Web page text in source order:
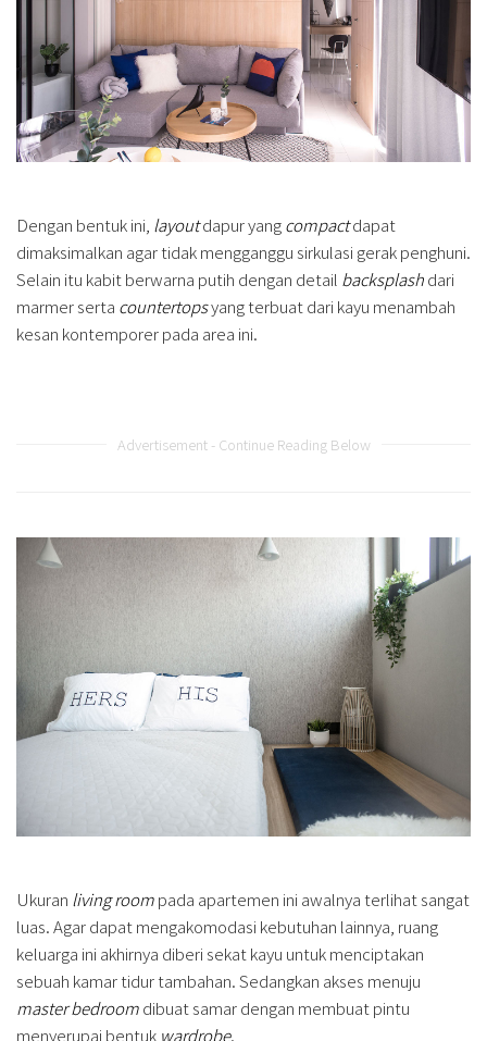
Dengan bentuk ini, layoutdapur yangcompactdapat
dimaksimalkan agar tidak mengganggu sirkulasi gerak penghuni.
Selain itu kabit berwarna putih dengan detail backsplashdari
marmer serta countertopsyang terbuat dari kayu menambah
kesan kontemporer pada area ini.
Advertisement - Continue Reading Below
Ukuran living roompada apartemen ini awalnya terlihat sangat
luas. Agar dapat mengakomodasi kebutuhan lainnya, ruang
keluarga ini akhirnya diberi sekat kayu untuk menciptakan
sebuah kamar tidur tambahan. Sedangkan akses menuju
master bedroomdibuat samar dengan membuat pintu
menyerupai bentuk wardrobe.